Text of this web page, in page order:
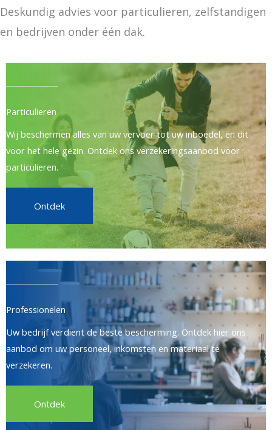
Deskundig advies voor particulieren, zelfstandigen
en bedrijven onder één dak.
Particulieren
Wij beschermen alles van uw vervoer tot uw inboedel, en dit
voor het hele gezin. Ontdek ons verzekeringsaanbod voor
particulieren.
Ontdek
Professionelen
Uw bedrijf verdient de beste bescherming. Ontdek hier ons
aanbod om uw personeel, inkomsten en materiaal te
verzekeren.
Ontdek